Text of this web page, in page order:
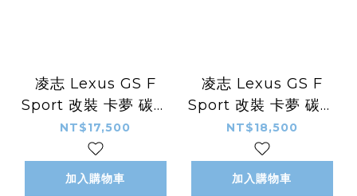
凌志 Lexus GS F
Sport 改裝 卡夢 碳纖
維 外觀件 空力套件
Aimgain款 側裙 側
定風翼
NT$17,500
加入購物車
凌志 Lexus GS F
Sport 改裝 卡夢 碳纖
維 外觀件 空力套件
Aimgain款 後下巴
後導流
NT$18,500
加入購物車